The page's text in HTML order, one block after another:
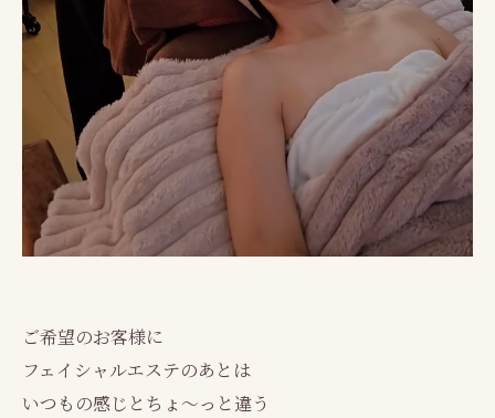
ご希望のお客様に
フェイシャルエステのあとは
いつもの感じとちょ～っと違う